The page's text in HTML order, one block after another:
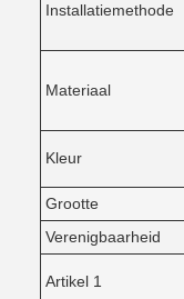
Installatiemethode
Materiaal
Kleur
Grootte
Verenigbaarheid
Artikel 1